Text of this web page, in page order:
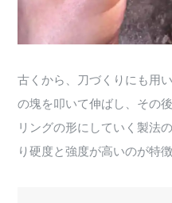
古くから、刀づくりにも用
の塊を叩いて伸ばし、その
リングの形にしていく製法
り硬度と強度が高いのが特徴